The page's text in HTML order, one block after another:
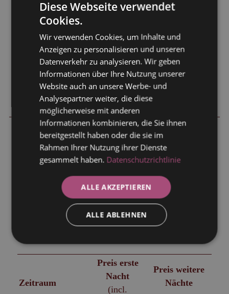
"Victorbur"
Für unserFeriendomizil Victorbur"
folgende Konditionen für zwei Personen pro
Zeitraum
Preis erste
Nacht
(incl.
Preis weitere
Nächte
Diese Webseite verwendet
Cookies.
Wir verwenden Cookies, um Inhalte und
Anzeigen zu personalisieren und unseren
Datenverkehr zu analysieren. Wir geben
Informationen über Ihre Nutzung unserer
Website auch an unsere Werbe- und
Analysepartner weiter, die diese
möglicherweise mit anderen
Informationen kombinieren, die Sie ihnen
bereitgestellt haben oder die sie im
Rahmen Ihrer Nutzung ihrer Dienste
gesammelt haben. Datenschutzrichtlinie
ALLE AKZEPTIEREN
ALLE ABLEHNEN